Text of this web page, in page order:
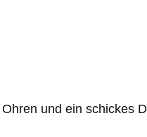
und ein schickes